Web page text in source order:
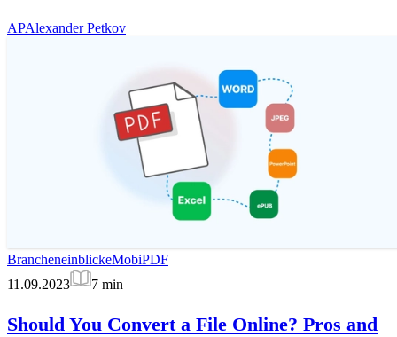
APAlexander Petkov
BrancheneinblickeMobiPDF
11.09.2023
7 min
Should You Convert a File Online? Pros and